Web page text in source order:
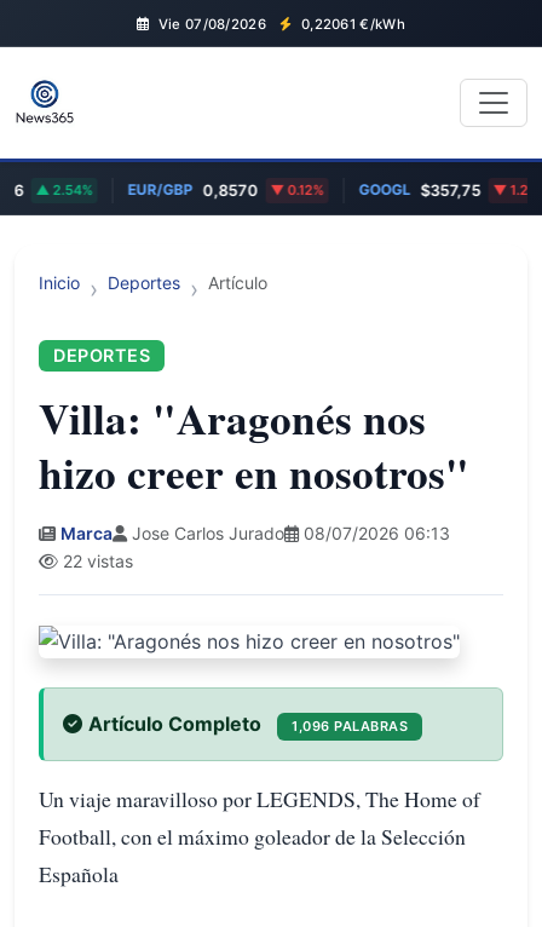
Vie 07/08/2026 0,22061 €/kWh
2.54% EUR/GBP 0,8570 0.12% GOOGL $357,75 1.29%
Inicio Deportes Artículo
DEPORTES
Villa: "Aragonés nos
hizo creer en nosotros"
Marca Jose Carlos Jurado
08/07/2026 06:13
22 vistas
Artículo Completo 1,096 PALABRAS
Un viaje maravilloso por LEGENDS, The Home of
Football, con el máximo goleador de la Selección
Española